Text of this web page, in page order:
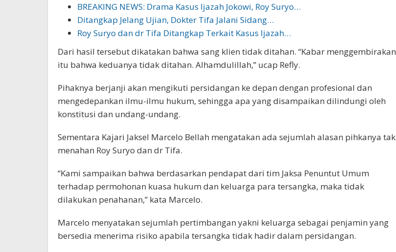
BREAKING NEWS: Drama Kasus Ijazah Jokowi, Roy Suryo…
Ditangkap Jelang Ujian, Dokter Tifa Jalani Sidang…
Roy Suryo dan dr Tifa Ditangkap Terkait Kasus Ijazah…
Dari hasil tersebut dikatakan bahwa sang klien tidak ditahan. “Kabar menggembirakan
itu bahwa keduanya tidak ditahan. Alhamdulillah,” ucap Refly.
Pihaknya berjanji akan mengikuti persidangan ke depan dengan profesional dan
mengedepankan ilmu-ilmu hukum, sehingga apa yang disampaikan dilindungi oleh
konstitusi dan undang-undang.
Sementara Kajari Jaksel Marcelo Bellah mengatakan ada sejumlah alasan pihkanya tak
menahan Roy Suryo dan dr Tifa.
“Kami sampaikan bahwa berdasarkan pendapat dari tim Jaksa Penuntut Umum
terhadap permohonan kuasa hukum dan keluarga para tersangka, maka tidak
dilakukan penahanan,” kata Marcelo.
Marcelo menyatakan sejumlah pertimbangan yakni keluarga sebagai penjamin yang
bersedia menerima risiko apabila tersangka tidak hadir dalam persidangan.